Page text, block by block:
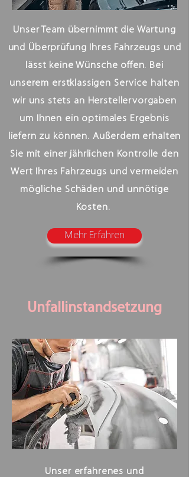
Unser Team übernimmt die Wartung
und Überprüfung Ihres Fahrzeugs und
lässt keine Wünsche offen. Bei
unserem erstklassigen Service halten
wir uns stets an Herstellervorgaben
um Ihnen ein optimales Ergebnis
liefern zu können. Außerdem erhalten
Sie mit einer jährlichen Kontrolle den
Wert Ihres Fahrzeugs und vermeiden
mögliche Schäden und unnötige
Kosten.
Mehr Erfahren
Unfallinstandsetzung
Unser erfahrenes und